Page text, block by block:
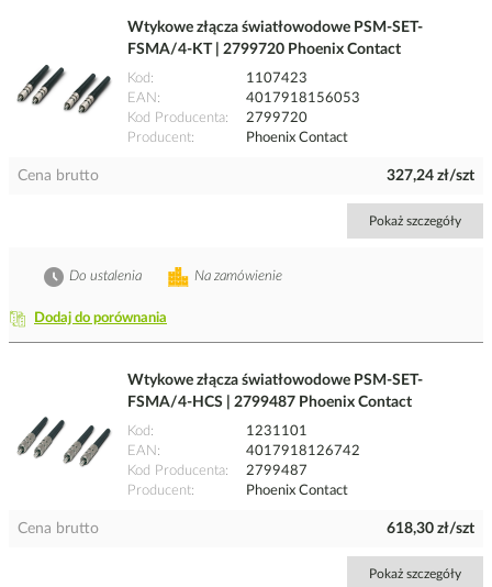
Wtykowe złącza światłowodowe PSM-SET-
FSMA/4-KT | 2799720 Phoenix Contact
Kod
1107423
EAN
4017918156053
Kod Producenta
2799720
Producent
Phoenix Contact
Cena brutto 327,24 zł/szt
Pokaż szczegóły
Dodaj do porównania
Na zamówienie
Do ustalenia
Wtykowe złącza światłowodowe PSM-SET-
FSMA/4-HCS | 2799487 Phoenix Contact
Kod
1231101
EAN
4017918126742
Kod Producenta
2799487
Producent
Phoenix Contact
Cena brutto 618,30 zł/szt
Pokaż szczegóły